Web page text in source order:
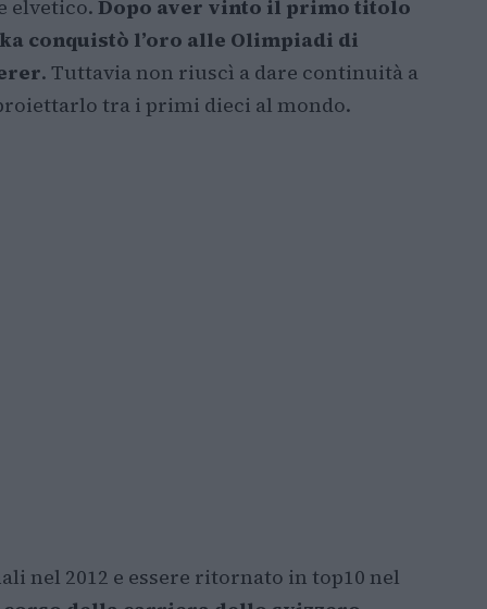
elvetico. Dopo aver vinto il primo titolo
conquistò l’oro alle Olimpiadi di
. Tuttavia non riuscì a dare continuità a
tra i primi dieci al mondo.
nel 2012 e essere ritornato in top10 nel